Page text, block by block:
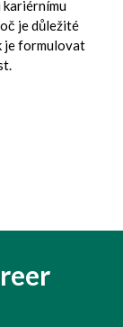
kariérnímu
je důležité
je formulovat